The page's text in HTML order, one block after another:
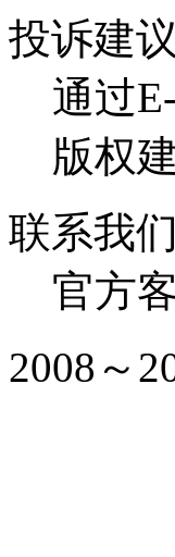
投诉建议
通过
版权
联系我们
官方
2008～